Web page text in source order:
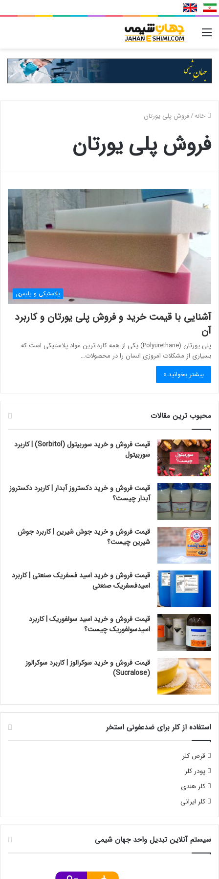
خانه/فروش پلی یورتان
فروش پلی یورتان
پلاستیکی و پلیمری
آشنایی با قیمت خرید و فروش پلی یورتان و کاربرد
آن
پلی یورتان (Polyurethane) یکی از همه کاره ترین مواد پلاستیکی است که
بسیاری از مشکلات امروزی انسان را در محصولات…
بیشتر بخوانید »
محبوب ترین مقالات
قیمت فروش و خرید سوربیتول (Sorbitol) | کاربرد
سوربیتول
قیمت فروش و خرید دکستروز آبدار | کاربرد دکستروز
آبدار چیست؟
قیمت فروش و خرید جوش شیرین | کاربرد جوش
شیرین چیست؟
قیمت فروش و خرید اسید فسفریک صنعتی | کاربرد
اسیدفسفریک صنعتی
قیمت فروش و خرید اسید سولفوریک | کاربرد
اسیدسولفوریک چیست؟
قیمت فروش و خرید سوکرالوز | کاربرد سوکرالوز
(Sucralose)
استفاده از کلر برای ضدعفونی استخر
قرص کلر
پودر کلر
کلر هندی
کلر ایرانی
سیستم آنلاین تبدیل واحد جهان شیمی